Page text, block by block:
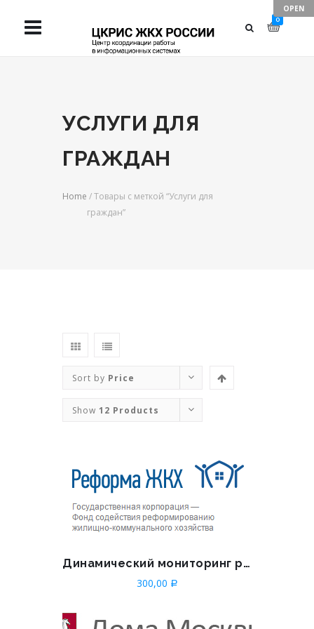
TAKE YOUR
BUSINESS TO
0
УСЛУГИ ДЛЯ
ГРАЖДАН
Home / Товары с меткой “Услуги для
граждан”
Sort by Price
Show 12 Products
Динамический мониторинг раскрытия информации
300,00 Р